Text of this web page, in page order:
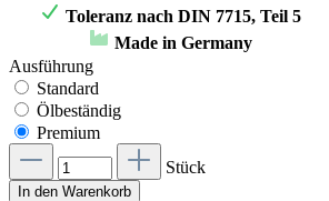
Toleranz nach DIN 7715, Teil 5
Made in Germany
Ausführung
Standard
Ölbeständig
Premium
Stück
In den Warenkorb